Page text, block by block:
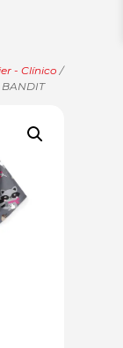
- Clínico /
BANDIT